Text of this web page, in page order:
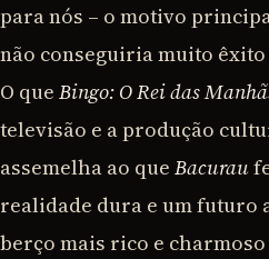
para nós – o motivo
não conseguiria muito
O que Bingo: O Rei das
televisão e a produção
assemelha ao que Bacurau
realidade dura e um futuro
berço mais rico e